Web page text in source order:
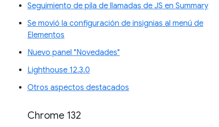
Seguimiento de pila de llamadas de JS en Summary
Se movió la configuración de insignias al menú de
Elementos
Nuevo panel "Novedades"
Lighthouse 12.3.0
Otros aspectos destacados
Chrome 132